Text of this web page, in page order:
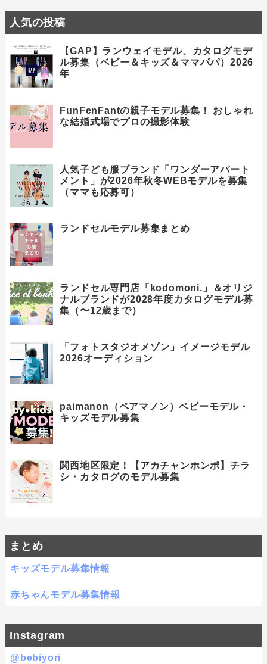
人気の投稿
【GAP】ランウェイモデル、カタログモデ
ル募集（ベビー＆キッズ＆ママパパ）2026
年
FunFenFantの親子モデル募集！ おしゃれ
な結婚式場でプロの撮影体験
人気子ども服ブランド「ワンダーアパート
メント」が2026年秋冬WEBモデルを募集
（ママも応募可）
ランドセルモデル募集まとめ
ランドセル専門店「kodomoni.」＆オリジ
ナルブランドが2028年度カタログモデル募
集（〜12歳まで）
「フォトスタジオメゾン」イメージモデル
2026オーディション
paimanon（ペアマノン）ベビーモデル・
キッズモデル募集
関西地区限定！【アカチャンホンポ】チラ
シ・カタログのモデル募集
まとめ
キッズモデル募集情報
赤ちゃんモデル募集情報
Instagram
@bebiyori